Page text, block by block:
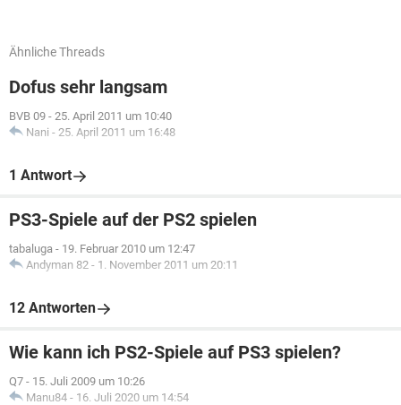
Ähnliche Threads
Dofus sehr langsam
BVB 09 - 25. April 2011 um 10:40
Nani - 25. April 2011 um 16:48
1 Antwort
PS3-Spiele auf der PS2 spielen
tabaluga - 19. Februar 2010 um 12:47
Andyman 82 - 1. November 2011 um 20:11
12 Antworten
Wie kann ich PS2-Spiele auf PS3 spielen?
Q7 - 15. Juli 2009 um 10:26
Manu84 - 16. Juli 2020 um 14:54